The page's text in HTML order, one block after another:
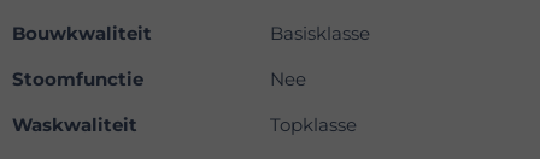
Bouwkwaliteit
Basisklasse
Stoomfunctie
Nee
Waskwaliteit
Topklasse